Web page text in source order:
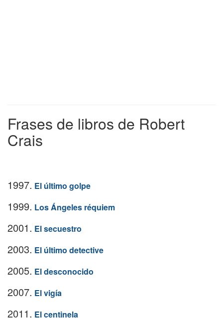
Frases de libros de Robert
Crais
1997. El último golpe
1999. Los Ángeles réquiem
2001. El secuestro
2003. El último detective
2005. El desconocido
2007. El vigía
2011. El centinela